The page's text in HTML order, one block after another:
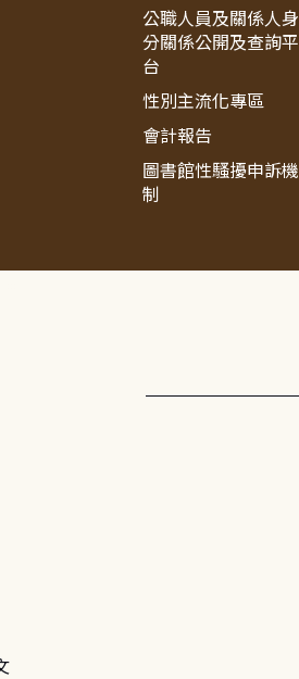
公職人員及關係人身
分關係公開及查詢平
台
性別主流化專區
會計報告
圖書館性騷擾申訴機
制